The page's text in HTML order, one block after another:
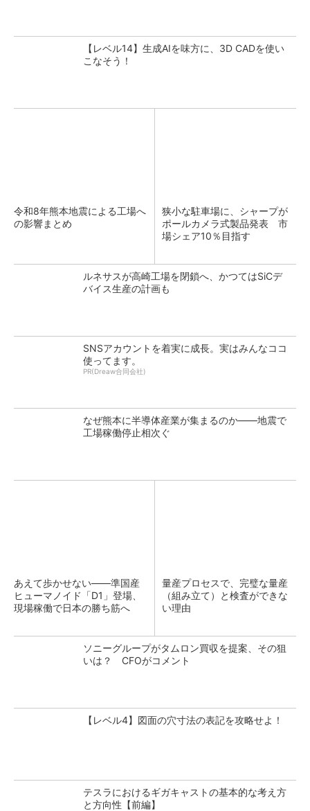
【レベル14】生成AIを味方に、3D CADを使い
こなそう！
令和8年熊本地震による工場へ
の影響まとめ
狭小な駐車場に、シャープが
ポールカメラ式製品発表 市
場シェア10％目指す
ルネサスが高崎工場を閉鎖へ、かつてはSiCデ
バイス生産の計画も
SNSアカウントを着実に成長。実はみんなココ
使ってます。
PR(Dreaw合同会社)
なぜ熊本に半導体産業が集まるのか――地震で
工場稼働停止相次ぐ
あえて歩かせない――準国産
ヒューマノイド「D1」登場、
現場稼働で日本の勝ち筋へ
量産プロセスで、完璧な量産
（組み立て）と検査ができな
い理由
ソニーグループがタムロン買収を提案、その狙
いは？ CFOがコメント
【レベル4】図面の穴寸法の表記を攻略せよ！
テスラにおけるギガキャストの基本的な考え方
と方向性【前編】